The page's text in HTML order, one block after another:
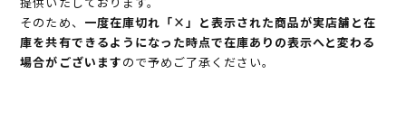
そのため、 一度在庫切れ「×」と表示された商品が実店舗と在
庫を共有できるようになった時点で在庫ありの表示へと変わる
場合がございますので予めご了承ください。